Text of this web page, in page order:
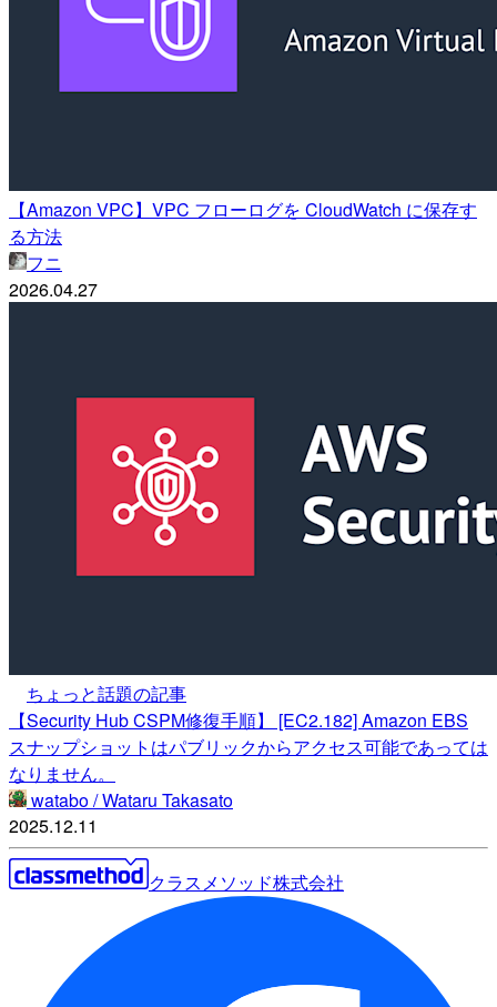
【Amazon VPC】VPC フローログを CloudWatch に保存す
る方法
フニ
2026.04.27
ちょっと話題の記事
【Security Hub CSPM修復手順】 [EC2.182] Amazon EBS
スナップショットはパブリックからアクセス可能であっては
なりません。
watabo / Wataru Takasato
2025.12.11
クラスメソッド株式会社